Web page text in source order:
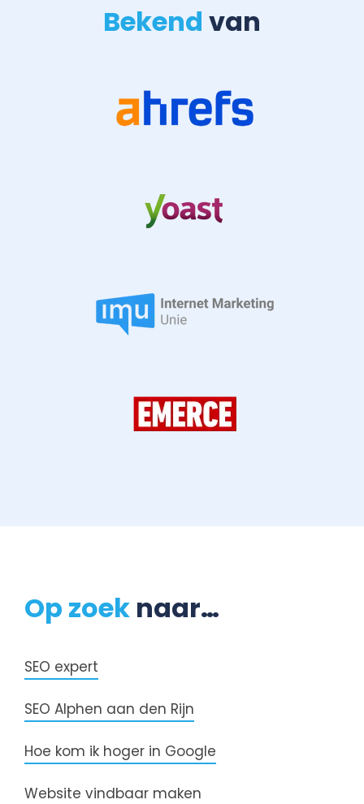
Bekend van
Op zoeknaar…
SEO expert
SEO Alphen aan den Rijn
Hoe kom ik hoger in Google
Website vindbaar maken